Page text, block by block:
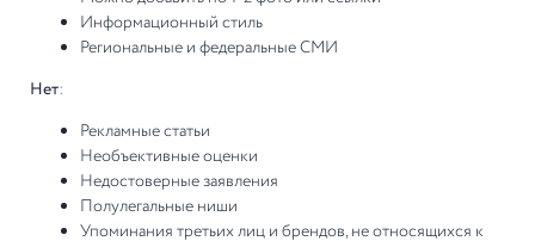
Информационный стиль
Региональные и федеральные СМИ
Нет:
Рекламные статьи
Необъективные оценки
Недостоверные заявления
Полулегальные ниши
Упоминания третьих лиц и брендов, не относящихся к